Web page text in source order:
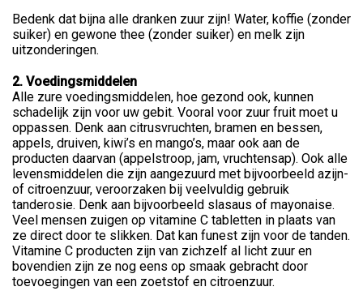
Bedenk dat bijna alle dranken zuur zijn! Water, koffie (zonder
suiker) en gewone thee (zonder suiker) en melk zijn
uitzonderingen.
2. Voedingsmiddelen
Alle zure voedingsmiddelen, hoe gezond ook, kunnen
schadelijk zijn voor uw gebit. Vooral voor zuur fruit moet u
oppassen. Denk aan citrusvruchten, bramen en bessen,
appels, druiven, kiwi’s en mango’s, maar ook aan de
producten daarvan (appelstroop, jam, vruchtensap). Ook alle
levensmiddelen die zijn aangezuurd met bijvoorbeeld azijn-
of citroenzuur, veroorzaken bij veelvuldig gebruik
tanderosie. Denk aan bijvoorbeeld slasaus of mayonaise.
Veel mensen zuigen op vitamine C tabletten in plaats van
ze direct door te slikken. Dat kan funest zijn voor de tanden.
Vitamine C producten zijn van zichzelf al licht zuur en
bovendien zijn ze nog eens op smaak gebracht door
toevoegingen van een zoetstof en citroenzuur.